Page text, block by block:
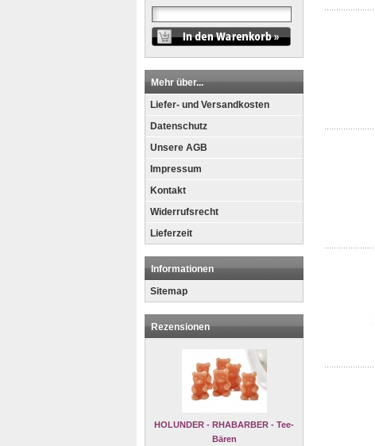
Mehr über...
Liefer- und Versandkosten
Datenschutz
Unsere AGB
Impressum
Kontakt
Widerrufsrecht
Lieferzeit
Informationen
Sitemap
Rezensionen
HOLUNDER - RHABARBER - Tee-
Bären